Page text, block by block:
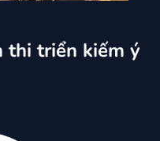
thi triển kiếm ý